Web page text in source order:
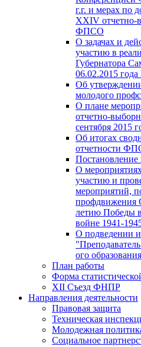
г.г. и мерах по
XXIV отчетно-
ФПСО
О задачах и
участию в
Губернатора
06.02.2015
Об
молодого
О плане
отчетно-
сентября 2015
Об итогах
отчетности
Постановление
О
участию и
мероприятий,
профдвижения
летию Победы
войне 1941-
О подведении
ого
План работы
Форма
XII Съезд ФНПР
Направления деятельности
Правовая защита
Техническая
Молодежная
Социальное